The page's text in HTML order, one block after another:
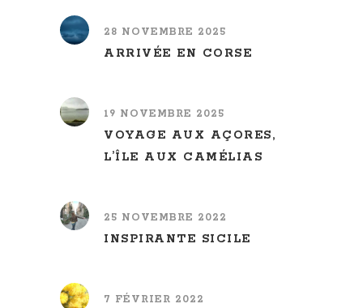
28 NOVEMBRE 2025
ARRIVÉE EN CORSE
19 NOVEMBRE 2025
VOYAGE AUX AÇORES,
L’ÎLE AUX CAMÉLIAS
25 NOVEMBRE 2022
INSPIRANTE SICILE
7 FÉVRIER 2022